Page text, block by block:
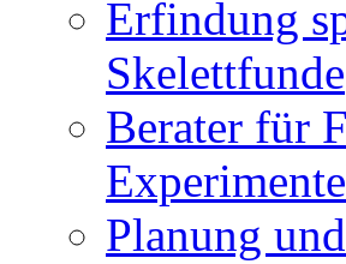
Erfindung
Skelettfunde
Berater für
Planung